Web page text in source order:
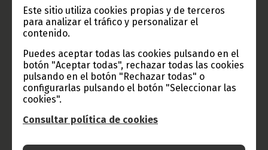
Este sitio utiliza cookies propias y de terceros
para analizar el tráfico y personalizar el
contenido.
Puedes aceptar todas las cookies pulsando en el
botón "Aceptar todas", rechazar todas las cookies
pulsando en el botón "Rechazar todas" o
configurarlas pulsando el botón "Seleccionar las
cookies".
Consultar política de cookies
desarrollará diferentes actividades en Guinea Ecuatorial.
Noticias Gobierno